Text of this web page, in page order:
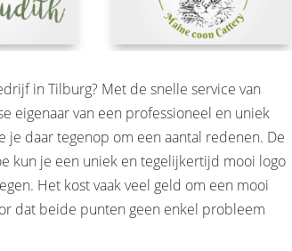
in Tilburg? Met de snelle service van
eigenaar van een professioneel en uniek
je daar tegenop om een aantal redenen. De
kun je een uniek en tegelijkertijd mooi logo
Het kost vaak veel geld om een mooi
dat beide punten geen enkel probleem